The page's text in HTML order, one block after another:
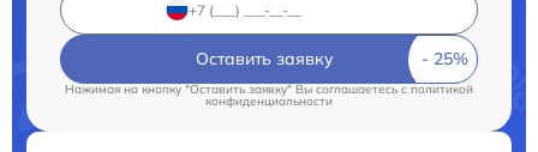
Оставить заявку
Нажимая на кнопку "Оставить заявку" Вы соглашаетесь c политикой
конфиденциальности